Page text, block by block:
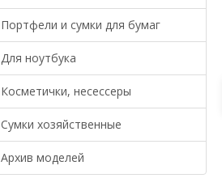
Портфели и сумки для бумаг
Для ноутбука
Косметички, несессеры
Сумки хозяйственные
Архив моделей